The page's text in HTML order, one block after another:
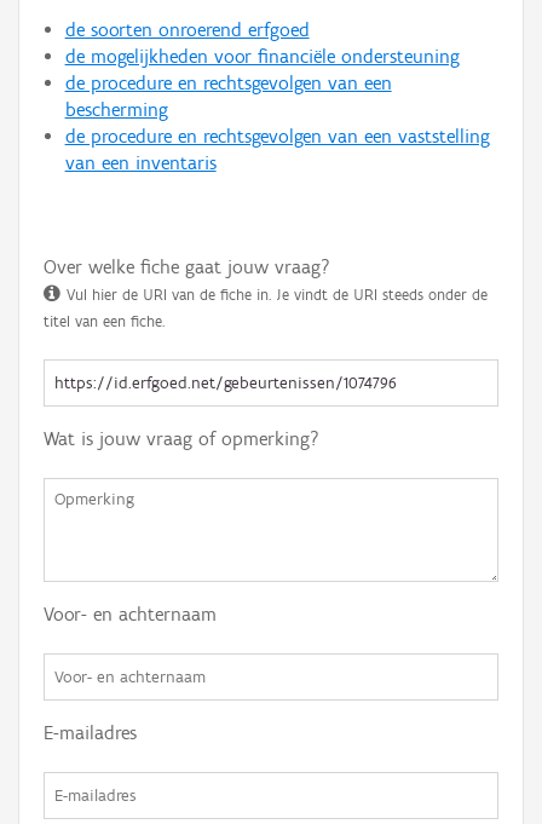
de soorten onroerend erfgoed
de mogelijkheden voor financiële ondersteuning
de procedure en rechtsgevolgen van een
bescherming
de procedure en rechtsgevolgen van een vaststelling
van een inventaris
Over welke fiche gaat jouw vraag?
Vul hier de URI van de fiche in. Je vindt de URI steeds onder de
titel van een fiche.
Wat is jouw vraag of opmerking?
Voor- en achternaam
E-mailadres